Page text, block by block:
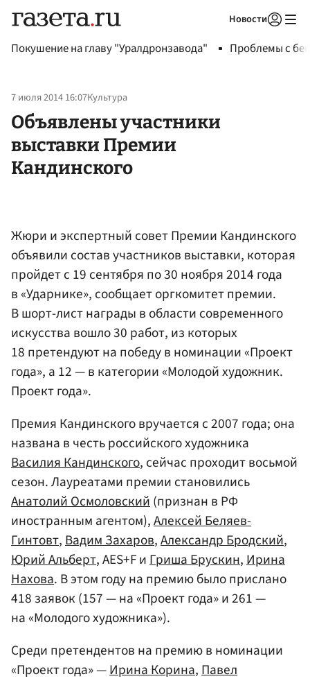
Новости
Покушение на главу "Уралдронзавода" Проблемы с
7 июля 2014 16:07Культура
Объявлены участники
выставки Премии
Кандинского
Жюри и экспертный совет Премии Кандинского
объявили состав участников выставки, которая
пройдет с 19 сентября по 30 ноября 2014 года
в «Ударнике», сообщает оргкомитет премии.
В шорт-лист награды в области современного
искусства вошло 30 работ, из которых
18 претендуют на победу в номинации «Проект
года», а 12 — в категории «Молодой художник.
Проект года».
Премия Кандинского вручается с 2007 года; она
названа в честь российского художника
Василия Кандинского, сейчас проходит восьмой
сезон. Лауреатами премии становились
Анатолий Осмоловский(признан в РФ
иностранным агентом),Алексей Беляев-
Гинтовт,Вадим Захаров,Александр Бродский,
Юрий Альберт, AES+F иГриша Брускин,Ирина
Нахова. В этом году на премию было прислано
418 заявок (157 — на «Проект года» и 261 —
на «Молодого художника»).
Среди претендентов на премию в номинации
«Проект года» —Ирина Корина,Павел